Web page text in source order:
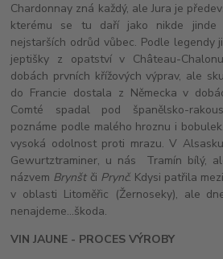
Chardonnay zná každý, ale Jura je
kterému se tu daří jako nikde jinde
nejstarších odrůd vůbec. Podle legendy
jeptišky z opatství v Château-
dobách prvních křížových výprav, ale
do Francie dostala z Německa v
Comté spadal pod španělsko-
poznáme podle malého hroznu i
vysoká odolnost proti mrazu. V
Gewurtztraminer, u nás Tramín bílý,
názvem Brynštči Prynč. Kdysi patřila
v oblasti Litoměřic (Žernoseky), ale
nenajdeme...škoda.
VIN JAUNE - PROCES VÝROBY